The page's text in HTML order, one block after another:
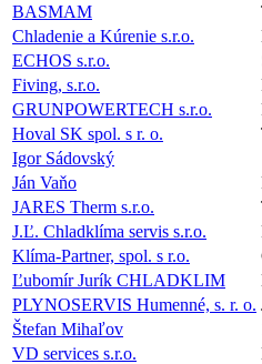
BASMAM
Chladenie a Kúrenie s.r.o.
ECHOS s.r.o.
Fiving, s.r.o.
GRUNPOWERTECH s.r.o.
Hoval SK spol. s r. o.
Igor Sádovský
Ján Vaňo
JARES Therm s.r.o.
J.Ľ. Chladklíma servis s.r.o.
Klíma-Partner, spol. s r.o.
Ľubomír Jurík CHLADKLIM
PLYNOSERVIS Humenné, s. r. o.
Štefan Mihaľov
VD services s.r.o.